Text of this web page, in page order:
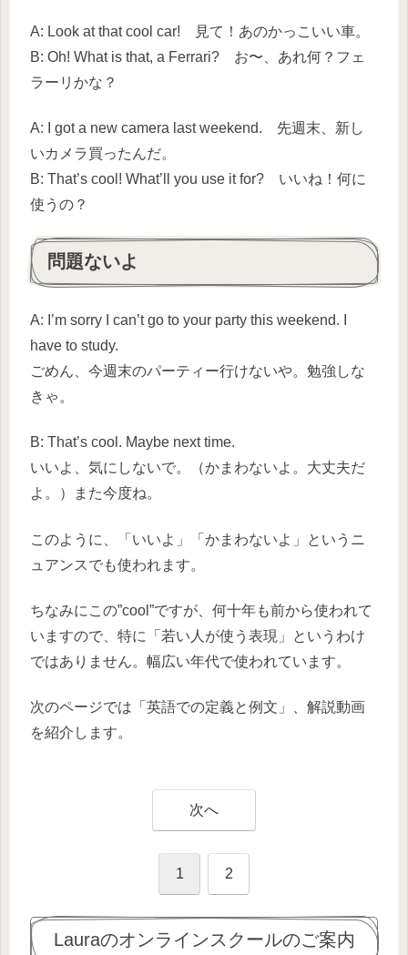
A: Look at that cool car! 見て！あのかっこいい車。
B: Oh! What is that, a Ferrari? お〜、あれ何？フェ
ラーリかな？
A: I got a new camera last weekend. 先週末、新し
いカメラ買ったんだ。
B: That’s cool! What’ll you use it for? いいね！何に
使うの？
問題ないよ
A: I’m sorry I can’t go to your party this weekend. I
have to study.
ごめん、今週末のパーティー行けないや。勉強しな
きゃ。
B: That’s cool. Maybe next time.
いいよ、気にしないで。（かまわないよ。大丈夫だ
よ。）また今度ね。
このように、「いいよ」「かまわないよ」というニ
ュアンスでも使われます。
ちなみにこの”cool”ですが、何十年も前から使われて
いますので、特に「若い人が使う表現」というわけ
ではありません。幅広い年代で使われています。
次のページでは「英語での定義と例文」、解説動画
を紹介します。
次へ
1 2
Lauraのオンラインスクールのご案内